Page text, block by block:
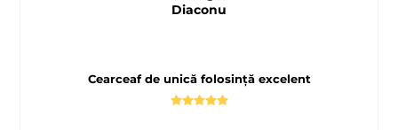
Cearceaf de unică folosință excelent
Diaconu